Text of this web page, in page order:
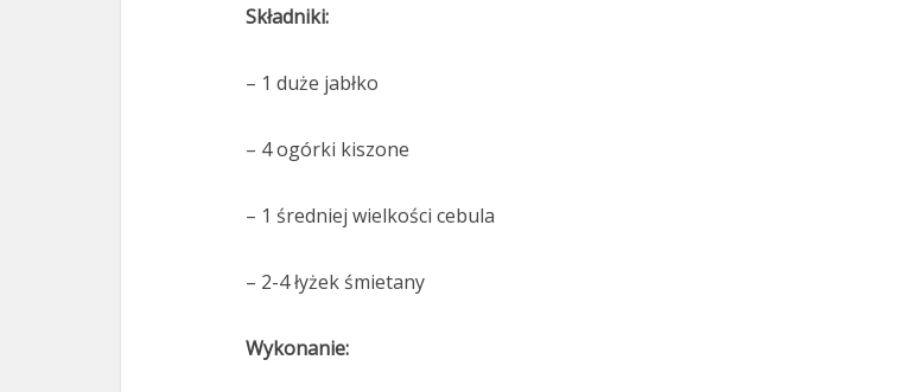
Składniki:
– 1 duże jabłko
– 4 ogórki kiszone
– 1 średniej wielkości cebula
– 2-4 łyżek śmietany
Wykonanie: